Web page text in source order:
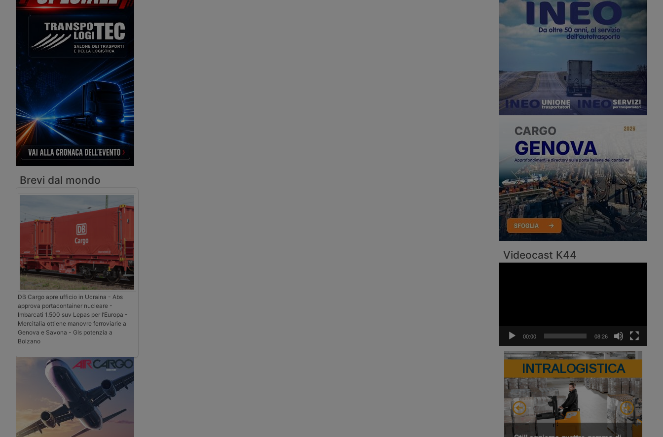
sul corpo durante la guida.
Brevi dal mondo
DB Cargo apre ufficio in Ucraina - Abs
approva portacontainer nucleare -
Imbarcati 1.500 suv Lepas per l’Europa -
Mercitalia ottiene manovre ferroviarie a
Genova e Savona - Gls potenzia a
Bolzano
Videocast K44
00:00 08:26
INTRALOGISTICA